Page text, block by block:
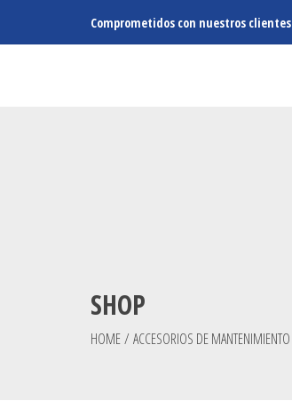
Comprometidos con nuestros clientes
SHOP
HOME/ ACCESORIOS DE MANTENIMIENTO